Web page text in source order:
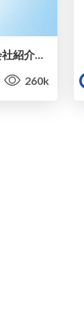
260k